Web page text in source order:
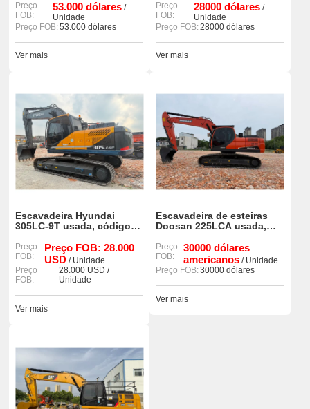
estado à venda.
Preço
FOB:
53.000 dólares /
Unidade
Preço FOB:53.000 dólares
Ver mais
estado de conservação, à
venda.
Preço
FOB:
28000 dólares /
Unidade
Preço FOB:28000 dólares
Ver mais
Escavadeira Hyundai
305LC-9T usada, código
com poucas horas de uso.
Preço
FOB:
Preço FOB: 28.000
USD / Unidade
Preço
FOB:
28.000 USD /
Unidade
Ver mais
Escavadeira de esteiras
Doosan 225LCA usada,
estado.
Preço
FOB:
30000 dólares
americanos / Unidade
Preço FOB:30000 dólares
Ver mais